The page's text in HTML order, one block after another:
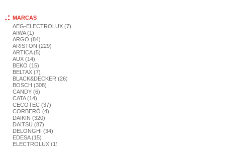
MARCAS
AEG-ELECTROLUX (7)
AIWA (1)
ARGO (84)
ARISTON (229)
ARTICA (5)
AUX (14)
BEKO (15)
BELTAX (7)
BLACK&DECKER (26)
BOSCH (308)
CANDY (6)
CATA (14)
CECOTEC (37)
CORBERÓ (4)
DAIKIN (320)
DAITSU (87)
DELONGHI (34)
EDESA (15)
ELECTROLUX (1)